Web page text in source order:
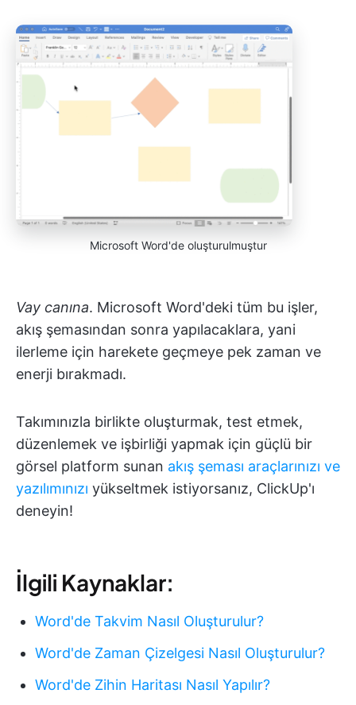
Microsoft Word'de oluşturulmuştur
Vay canına. Microsoft Word'deki tüm bu işler,
akış şemasından sonra yapılacaklara, yani
ilerleme için harekete geçmeye pek zaman ve
enerji bırakmadı.
Takımınızla birlikte oluşturmak, test etmek,
düzenlemek ve işbirliği yapmak için güçlü bir
görsel platform sunan akış şeması araçlarınızı ve
yazılımınızı yükseltmek istiyorsanız, ClickUp'ı
deneyin!
İlgili Kaynaklar:
Word'de Takvim Nasıl Oluşturulur?
Word'de Zaman Çizelgesi Nasıl Oluşturulur?
Word'de Zihin Haritası Nasıl Yapılır?